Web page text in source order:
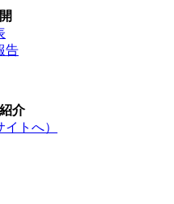
告
介
トへ）